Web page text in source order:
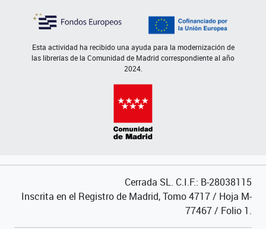
Esta actividad ha recibido una ayuda para la modernización de
las librerías de la Comunidad de Madrid correspondiente al año
2024.
Cerrada SL. C.I.F.: B-28038115
Inscrita en el Registro de Madrid, Tomo 4717 / Hoja M-
77467 / Folio 1.